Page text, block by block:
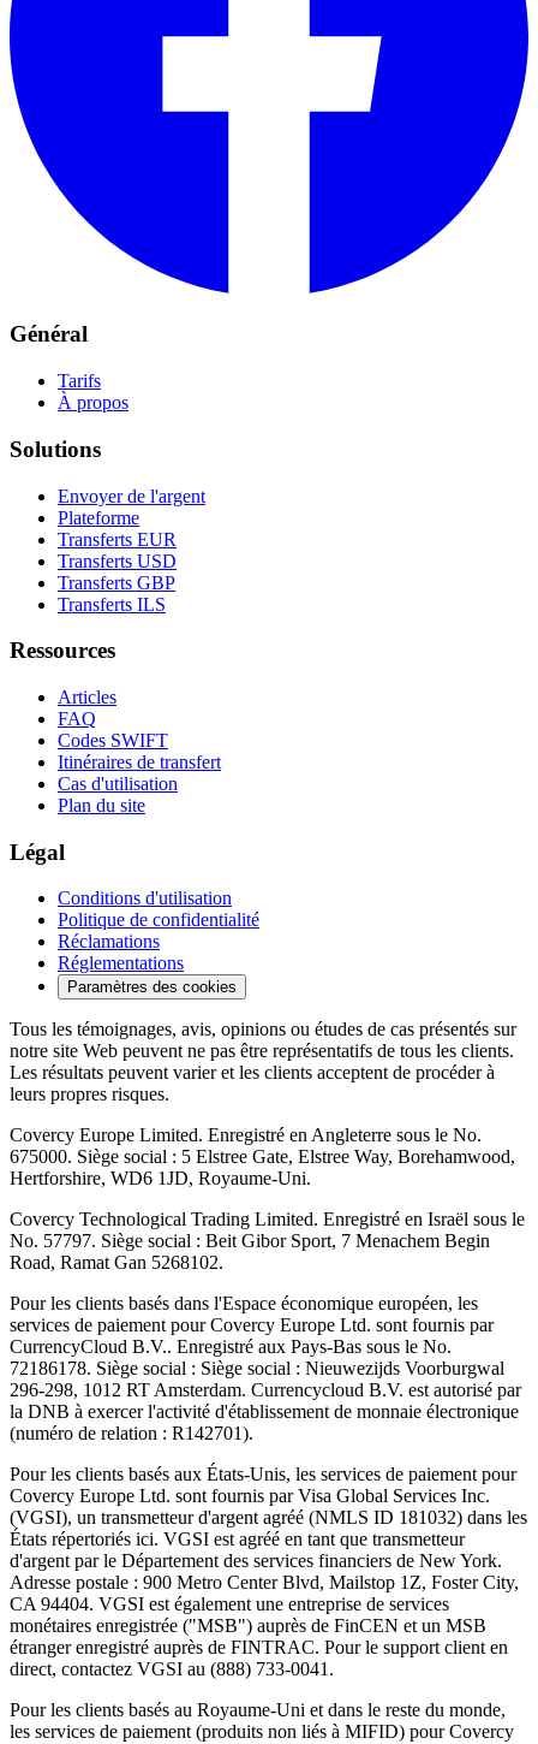
Général
Tarifs
À propos
Solutions
Envoyer de l'argent
Plateforme
Transferts EUR
Transferts USD
Transferts GBP
Transferts ILS
Ressources
Articles
FAQ
Codes SWIFT
Itinéraires de transfert
Cas d'utilisation
Plan du site
Légal
Conditions d'utilisation
Politique de confidentialité
Réclamations
Réglementations
Paramètres des cookies
Tous les témoignages, avis, opinions ou études de cas présentés sur
notre site Web peuvent ne pas être représentatifs de tous les clients.
Les résultats peuvent varier et les clients acceptent de procéder à
leurs propres risques.
Covercy Europe Limited. Enregistré en Angleterre sous le No.
675000. Siège social : 5 Elstree Gate, Elstree Way, Borehamwood,
Hertforshire, WD6 1JD, Royaume-Uni.
Covercy Technological Trading Limited. Enregistré en Israël sous le
No. 57797. Siège social : Beit Gibor Sport, 7 Menachem Begin
Road, Ramat Gan 5268102.
Pour les clients basés dans l'Espace économique européen, les
services de paiement pour Covercy Europe Ltd. sont fournis par
CurrencyCloud B.V.. Enregistré aux Pays-Bas sous le No.
72186178. Siège social : Siège social : Nieuwezijds Voorburgwal
296-298, 1012 RT Amsterdam. Currencycloud B.V. est autorisé par
la DNB à exercer l'activité d'établissement de monnaie électronique
(numéro de relation : R142701).
Pour les clients basés aux États-Unis, les services de paiement pour
Covercy Europe Ltd. sont fournis par Visa Global Services Inc.
(VGSI), un transmetteur d'argent agréé (NMLS ID 181032) dans les
États répertoriés ici. VGSI est agréé en tant que transmetteur
d'argent par le Département des services financiers de New York.
Adresse postale : 900 Metro Center Blvd, Mailstop 1Z, Foster City,
CA 94404. VGSI est également une entreprise de services
monétaires enregistrée ("MSB") auprès de FinCEN et un MSB
étranger enregistré auprès de FINTRAC. Pour le support client en
direct, contactez VGSI au (888) 733-0041.
Pour les clients basés au Royaume-Uni et dans le reste du monde,
les services de paiement (produits non liés à MIFID) pour Covercy